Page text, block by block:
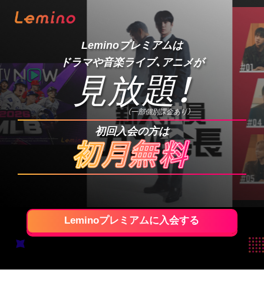
Leminoプレミアムは
ドラマや音楽ライブ、アニメが
見放題！
（一部個別課金あり）
初回入会の方は
Leminoプレミアムに入会する